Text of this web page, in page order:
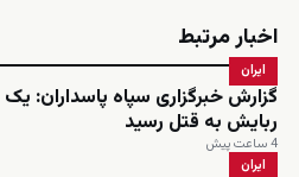
اخبار مرتبط
ایران
گزارش خبرگزاری سپاه پاسداران:
ربایش به قتل رسید
4 ساعت پیش
ایران